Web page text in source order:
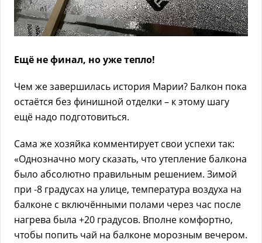
Ещё не финал, но уже тепло!
Чем же завершилась история Марии? Балкон пока
остаётся без финишной отделки – к этому шагу
ещё надо подготовиться.
Сама же хозяйка комментирует свои успехи так:
«Однозначно могу сказать, что утепление балкона
было абсолютно правильным решением. Зимой
при -8 градусах на улице, температура воздуха на
балконе с включёнными полами через час после
нагрева была +20 градусов. Вполне комфортно,
чтобы попить чай на балконе морозным вечером.